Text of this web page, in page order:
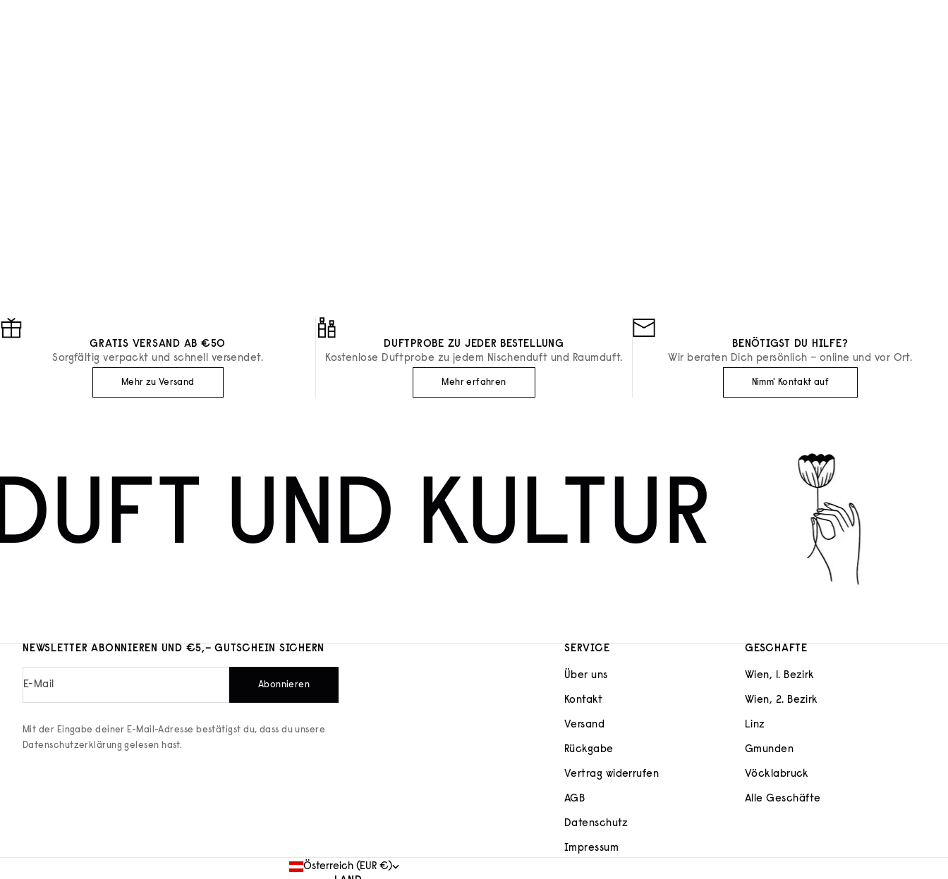
GRATIS VERSAND AB €50
Sorgfältig verpackt und schnell versendet.
Mehr zu Versand
DUFTPROBE ZU JEDER BESTELLUNG
Kostenlose Duftprobe zu jedem Nischenduft und Raumduft.
Mehr erfahren
BENÖTIGST DU HILFE?
Wir beraten Dich persönlich – online und vor Ort.
Nimm' Kontakt auf
UND KULTUR
NEWSLETTER ABONNIEREN UND €5,– GUTSCHEIN SICHERN
E-Mail Abonnieren
Mit der Eingabe deiner E-Mail-Adresse bestätigst du, dass du unsere
Datenschutzerklärung gelesen hast.
SERVICE
Über uns
Kontakt
Versand
Rückgabe
Vertrag widerrufen
AGB
Datenschutz
Impressum
GESCHÄFTE
Wien, 1. Bezirk
Wien, 2. Bezirk
Linz
Gmunden
Vöcklabruck
Alle Geschäfte
Österreich (EUR €)